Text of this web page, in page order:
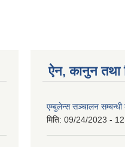
ऐन, कानुन तथा
एम्बुलेन्स सञ्चालन सम्बन्धी
मिति: 09/24/2023 -